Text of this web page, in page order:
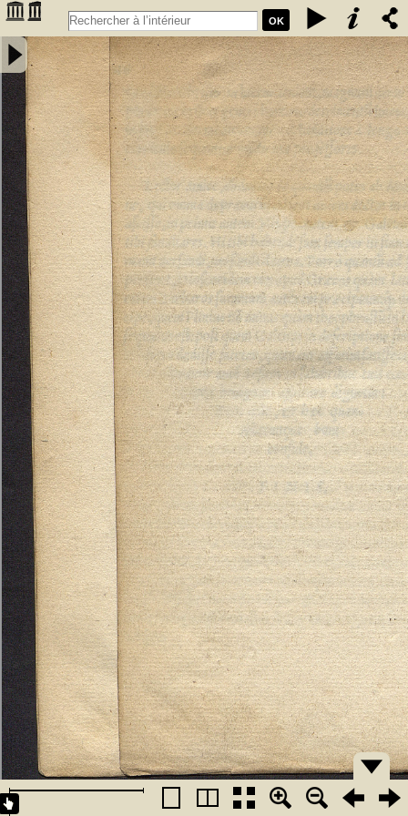
OK
Annotatiunculae Sebastiani Montui artium, ac medicinae doctoris in
errata recentiorum medicorum per Leonardum Fuchsium germanum
collecta. Apologetica epistola pro defensione Arabum a domino
Bernardo Unger Germano composita - Monteux, Sébastien de
(15..-15..). Auteur